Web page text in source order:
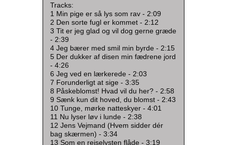
Tracks:
1 Min pige er så lys som rav - 2:09
2 Den sorte fugl er kommet - 2:12
3 Tit er jeg glad og vil dog gerne græde
- 2:39
4 Jeg bærer med smil min byrde - 2:15
5 Der dukker af disen min fædrene jord
- 4:26
6 Jeg ved en lærkerede - 2:03
7 Forunderligt at sige - 3:35
8 Påskeblomst! Hvad vil du her? - 2:58
9 Sænk kun dit hoved, du blomst - 2:43
10 Tunge, mørke natteskyer - 4:01
11 Nu lyser løv i lunde - 2:38
12 Jens Vejmand (Hvem sidder dér
bag skærmen) - 3:34
13 Som en rejselysten flåde - 3:19